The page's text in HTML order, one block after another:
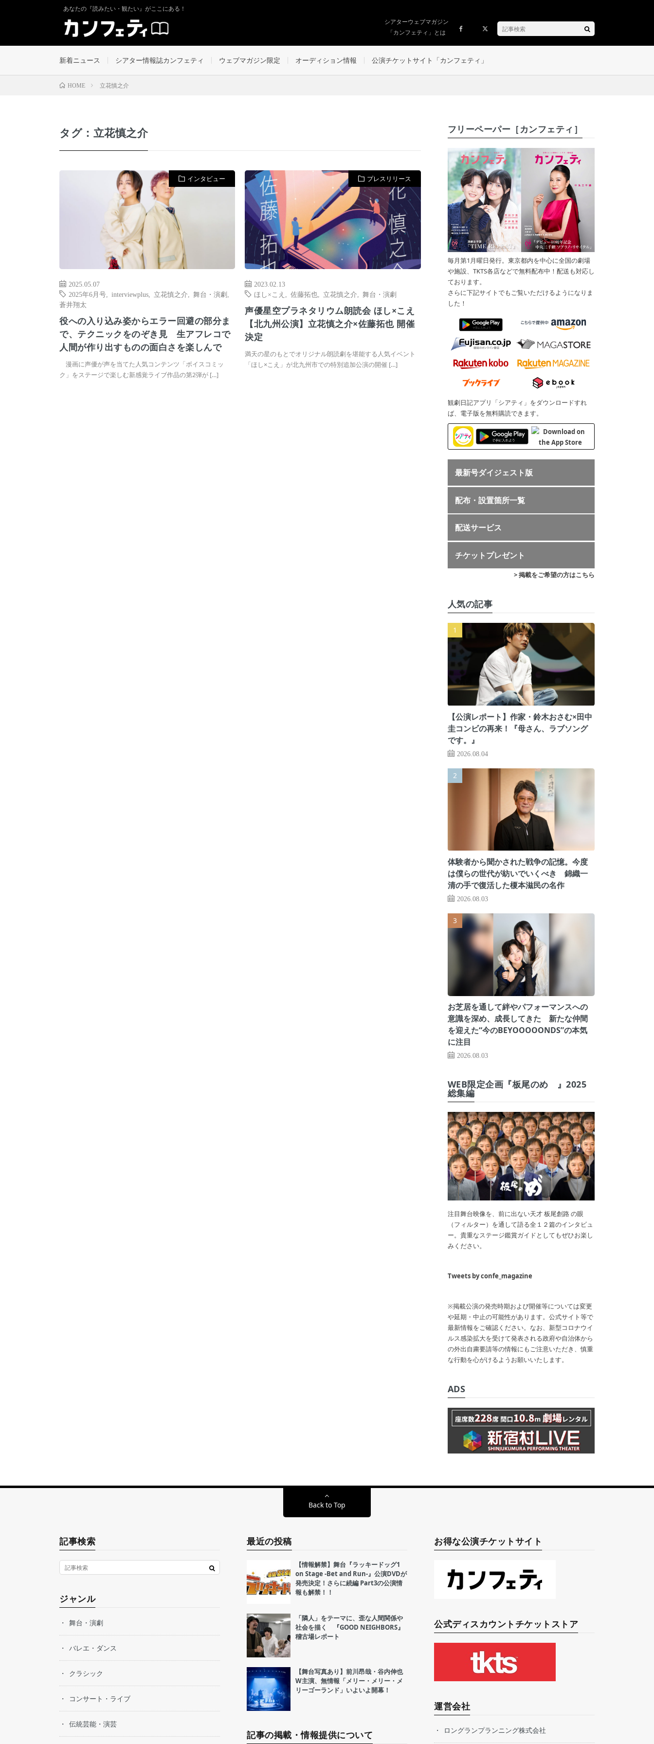
あなたの『読みたい・観たい』がここにある！
シアターウェブマガジン
「カンフェティ」とは
新着ニュース シアター情報誌カンフェティ ウェブマガジン限定 オーディション情報 公演チケットサイト「カンフェティ」
HOME 立花慎之介
タグ：立花慎之介
インタビュー
2025.05.07
2025年6月号
interviewplus 立花慎之介 舞台・演劇
蒼井翔太
役への入り込み姿からエラー回避の部分ま
で、テクニックをのぞき見 生アフレコで
人間が作り出すものの面白さを楽しんで
漫画に声優が声を当てた人気コンテンツ「ボイスコミッ
ク」をステージで楽しむ新感覚ライブ作品の第2弾が […]
プレスリリース
2023.02.13
ほし×こえ
,佐藤拓也 立花慎之介 ,舞台・演劇
声優星空プラネタリウム朗読会 ほし×こえ
【北九州公演】立花慎之介×佐藤拓也 開催
決定
満天の星のもとでオリジナル朗読劇を堪能する人気イベント
「ほし×こえ」が北九州市での特別追加公演の開催 […]
フリーペーパー［カンフェティ］
毎月第1月曜日発行。東京都内を中心に全国の劇場
や施設、TKTS各店などで無料配布中！配送も対応し
ております。
さらに下記サイトでもご覧いただけるようになりま
した！
観劇日記アプリ「シアティ」をダウンロードすれ
ば、電子版を無料購読できます。
最新号ダイジェスト版
配布・設置箇所一覧
配送サービス
チケットプレゼント
> 掲載をご希望の方はこちら
人気の記事
【公演レポート】作家・鈴木おさむ×田中
圭コンビの再来！『母さん、ラブソング
です。』
2026.08.04
体験者から聞かされた戦争の記憶。今度
は僕らの世代が紡いでいくべき 錦織一
清の手で復活した榎本滋民の名作
2026.08.03
お芝居を通して絆やパフォーマンスへの
意識を深め、成長してきた 新たな仲間
を迎えた“今のBEYOOOOONDS”の本気
に注目
2026.08.03
WEB限定企画『板尾のめ゙』2025
総集編
注目舞台映像を、前に出ない天才 板尾創路 の眼
（フィルター）を通して語る全１２篇のインタビュ
ー。貴重なステージ鑑賞ガイドとしてもぜひお楽し
みください。
Tweets by confe_magazine
※掲載公演の発売時期および開催等については変更
や延期・中止の可能性があります。公式サイト等で
最新情報をご確認ください。なお、新型コロナウイ
ルス感染拡大を受けて発表される政府や自治体から
の外出自粛要請等の情報にもご注意いただき、慎重
な行動を心がけるようお願いいたします。
ADS
Back to Top
記事検索
ジャンル
舞台・演劇
バレエ・ダンス
クラシック
コンサート・ライブ
伝統芸能・演芸
最近の投稿
【情報解禁】舞台『ラッキードッグ1
on Stage -Bet and Run-』公演DVDが
発売決定！さらに続編 Part3の公演情
報も解禁！！
「隣人」をテーマに、歪な人間関係や
社会を描く 『GOOD NEIGHBORS』
稽古場レポート
【舞台写真あり】前川昂哉・谷内伸也
W主演、無情報「メリー・メリー・メ
リーゴーランド」いよいよ開幕！
記事の掲載・情報提供について
お得な公演チケットサイト
公式ディスカウントチケットストア
運営会社
ロングランプランニング株式会社